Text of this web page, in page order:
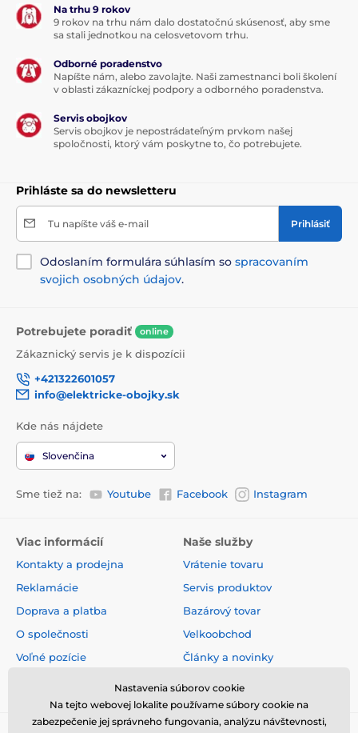
Na trhu 9 rokov
9 rokov na trhu nám dalo dostatočnú skúsenosť, aby sme
sa stali jednotkou na celosvetovom trhu.
Odborné poradenstvo
Napíšte nám, alebo zavolajte. Naši zamestnanci boli školení
v oblasti zákazníckej podpory a odborného poradenstva.
Servis obojkov
Servis obojkov je nepostrádateľným prvkom našej
spoločnosti, ktorý vám poskytne to, čo potrebujete.
Prihláste sa do newsletteru
Tu napíšte váš e-mail Prihlásiť
Odoslaním formulára súhlasím so spracovaním
svojich osobných údajov.
Potrebujete poradiť online
Zákaznický servis je k dispozícii
+421322601057
info@elektricke-obojky.sk
Kde nás nájdete
Slovenčina
Sme tiež na: Youtube Facebook Instagram
Viac informácií
Kontakty a prodejna
Reklamácie
Doprava a platba
O společnosti
Voľné pozície
Naše služby
Vrátenie tovaru
Servis produktov
Bazárový tovar
Velkoobchod
Články a novinky
Nastavenia súborov cookie
Na tejto webovej lokalite používame súbory cookie na
zabezpečenie jej správneho fungovania, analýzu návštevnosti,